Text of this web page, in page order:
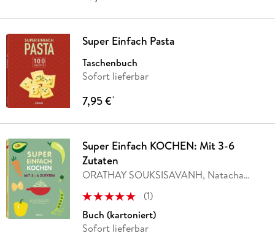
Super Einfach Pasta
Taschenbuch
Sofort lieferbar
7,95 €*
Super Einfach KOCHEN: Mit 3-6
Zutaten
ORATHAY SOUKSISAVANH, Natacha
(1)
Buch (kartoniert)
Sofort lieferbar